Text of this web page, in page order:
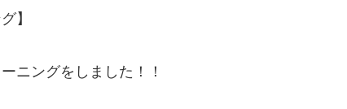
】
ニングをしました！！